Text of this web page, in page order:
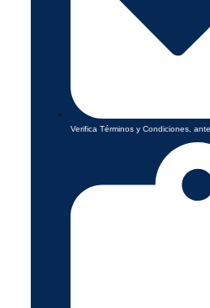
Verifica Términos y Condiciones,